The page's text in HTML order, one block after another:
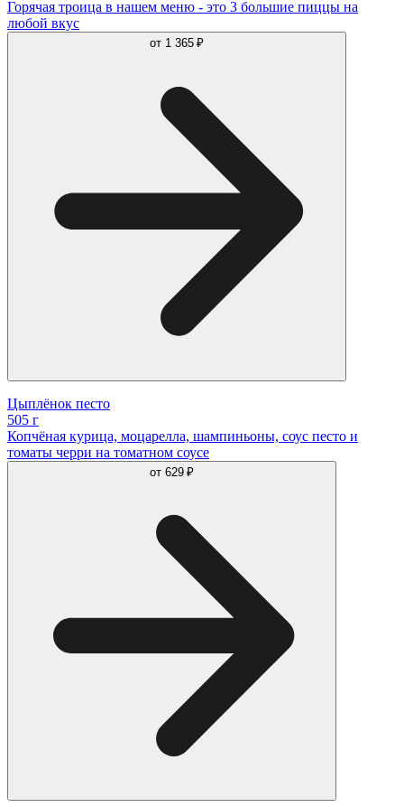
Горячая троица в нашем меню - это 3 большие пиццы на
любой вкус
от 1 365 ₽
Цыплёнок песто
505 г
Копчёная курица, моцарелла, шампиньоны, соус песто и
томаты черри на томатном соусе
от 629 ₽